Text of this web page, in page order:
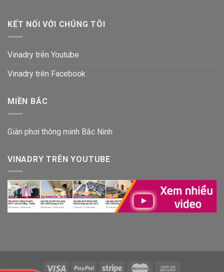
KẾT NỐI VỚI CHÚNG TÔI
Vinadry trên Youtube
Vinadry trên Facebook
MIỀN BẮC
Giàn phơi thông minh Bắc Ninh
VINADRY TRÊN YOUTUBE